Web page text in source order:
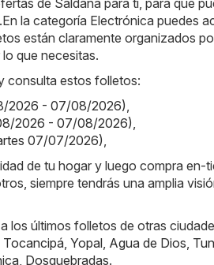
de Saldaña para tí, para que
la categoría Electrónica puedes
están claramente organizados
que necesitas.
consulta estos folletos:
2026 - 07/08/2026),
2026 - 07/08/2026),
07/07/2026),
de tu hogar y luego compra en-
siempre tendrás una amplia
los últimos folletos de otras
Tocancipá, Yopal, Agua de Dios,
, Dosquebradas.